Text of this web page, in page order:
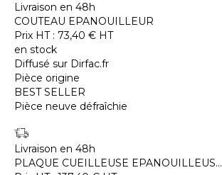
Livraison en 48h
COUTEAU EPANOUILLEUR
Prix HT : 73,40 € HT
en stock
Diffusé sur Dirfac.fr
Pièce origine
BEST SELLER
Pièce neuve défraîchie
Livraison en 48h
PLAQUE CUEILLEUSE EPANOUILLEUS...